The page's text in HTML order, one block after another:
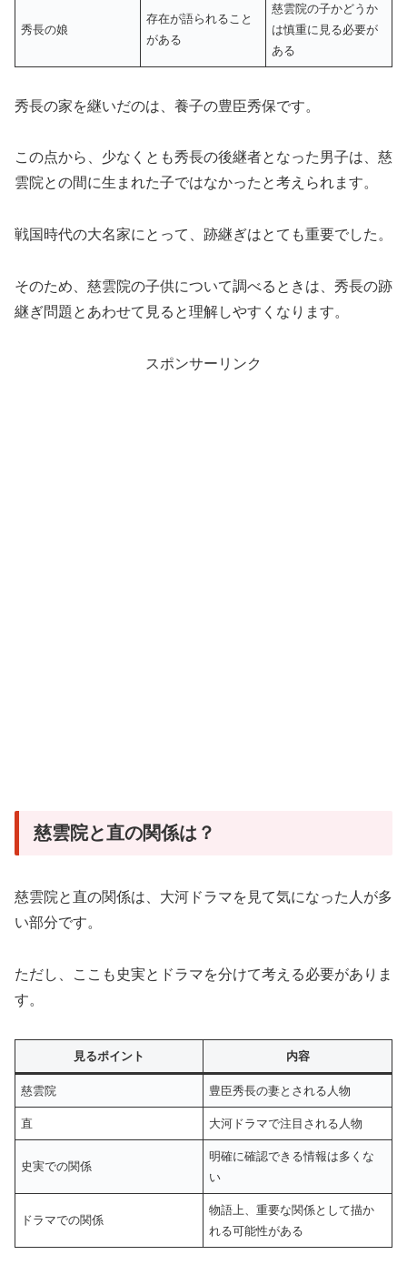
秀長の娘
存在が語られること
がある
慈雲院の子かどうか
は慎重に見る必要が
ある
秀長の家を継いだのは、養子の豊臣秀保です。
この点から、少なくとも秀長の後継者となった男子は、慈
雲院との間に生まれた子ではなかったと考えられます。
戦国時代の大名家にとって、跡継ぎはとても重要でした。
そのため、慈雲院の子供について調べるときは、秀長の跡
継ぎ問題とあわせて見ると理解しやすくなります。
スポンサーリンク
慈雲院と直の関係は？
慈雲院と直の関係は、大河ドラマを見て気になった人が多
い部分です。
ただし、ここも史実とドラマを分けて考える必要がありま
す。
見るポイント 内容
慈雲院 豊臣秀長の妻とされる人物
直 大河ドラマで注目される人物
史実での関係
明確に確認できる情報は多くな
い
ドラマでの関係
物語上、重要な関係として描か
れる可能性がある